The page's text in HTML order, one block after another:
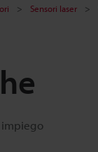
Sensori laser
impiego